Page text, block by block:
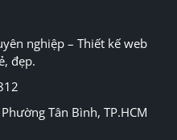
nghiệp – Thiết kế web
đẹp.
Tân Bình, TP.HCM